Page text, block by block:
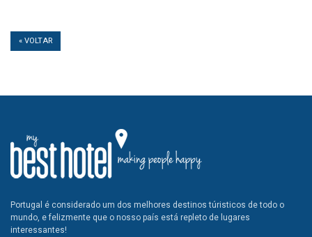
« VOLTAR
Portugal é considerado um dos melhores destinos túristicos de todo o
mundo, e felizmente que o nosso país está repleto de lugares
interessantes!